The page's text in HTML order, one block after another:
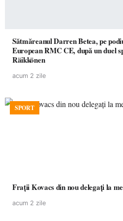
Sătmăreanul Darren Betea, pe
European RMC CE, după un duel
Räikkönen
acum 2 zile
SPORT
Frații Kovacs din nou delegați la
acum 2 zile